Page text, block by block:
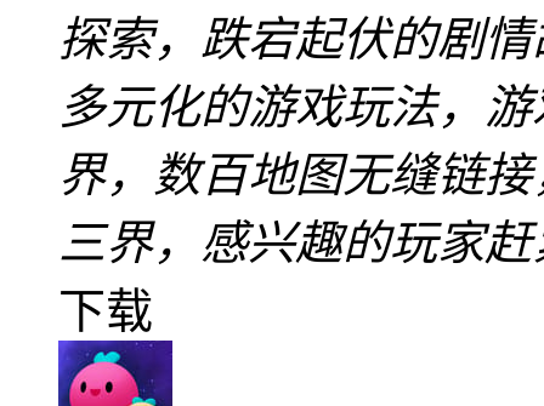
探索，跌宕起伏的剧
多元化的游戏玩法，
界，数百地图无缝链
三界，感兴趣的玩家
下载